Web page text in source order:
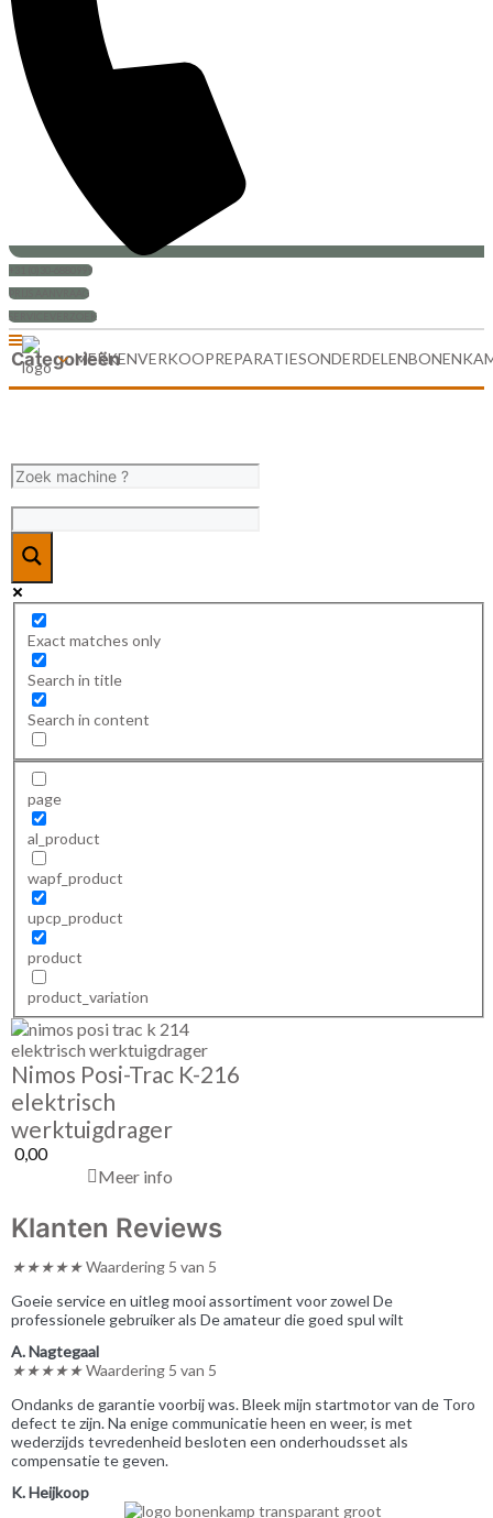
+31 (0)30-6880999
PRIJS AANVRAAG
SERVICEVERZOEK
MERKENVERKOOPREPARATIESONDERDELEN
Categorieën
Exact matches only
Search in title
Search in content
page
al_product
wapf_product
upcp_product
product
product_variation
Nimos Posi-Trac K-216
elektrisch
werktuigdrager
0,00
Meer info
Klanten Reviews
★★★★★Waardering 5 van 5
Goeie service en uitleg mooi assortiment voor zowel De
professionele gebruiker als De amateur die goed spul wilt
A. Nagtegaal
★★★★★Waardering 5 van 5
Ondanks de garantie voorbij was. Bleek mijn startmotor van de Toro
defect te zijn. Na enige communicatie heen en weer, is met
wederzijds tevredenheid besloten een onderhoudsset als
compensatie te geven.
K. Heijkoop